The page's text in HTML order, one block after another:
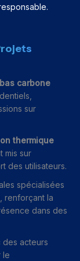
carbone
sur
thermique
mis sur
des utilisateurs.
spécialisées
, renforçant la
dans des
des acteurs
le